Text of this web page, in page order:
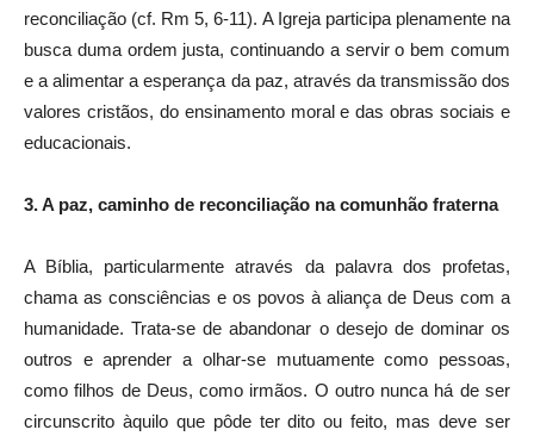
reconciliação (cf. Rm 5, 6-11). A Igreja participa plenamente na
busca duma ordem justa, continuando a servir o bem comum
e a alimentar a esperança da paz, através da transmissão dos
valores cristãos, do ensinamento moral e das obras sociais e
educacionais.
3. A paz, caminho de reconciliação na comunhão fraterna
A Bíblia, particularmente através da palavra dos profetas,
chama as consciências e os povos à aliança de Deus com a
humanidade. Trata-se de abandonar o desejo de dominar os
outros e aprender a olhar-se mutuamente como pessoas,
como filhos de Deus, como irmãos. O outro nunca há de ser
circunscrito àquilo que pôde ter dito ou feito, mas deve ser